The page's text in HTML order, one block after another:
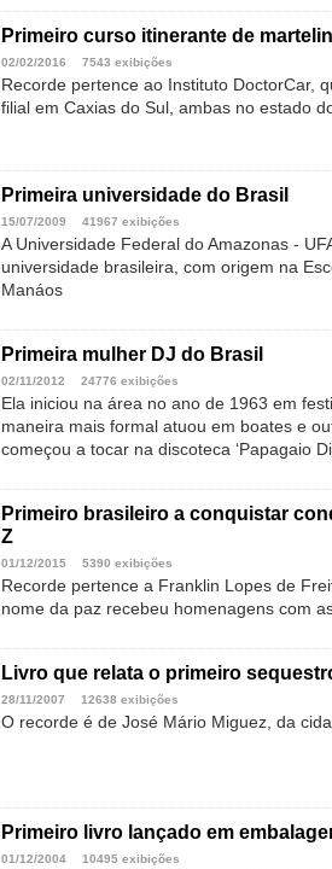
Primeiro curso itinerante de
02/02/2016 7543 exibições
Recorde pertence ao Instituto DoctorCar,
filial em Caxias do Sul, ambas no estado
Primeira universidade do Brasil
15/07/2009 41967 exibições
A Universidade Federal do Amazonas -
universidade brasileira, com origem na
Manáos
Primeira mulher DJ do Brasil
02/11/2012 24776 exibições
Ela iniciou na área no ano de 1963 em
maneira mais formal atuou em boates e
começou a tocar na discoteca ‘Papagaio
Primeiro brasileiro a conquistar
Z
01/12/2015 5390 exibições
Recorde pertence a Franklin Lopes de
nome da paz recebeu homenagens com
Livro que relata o primeiro
28/11/2007 12638 exibições
O recorde é de José Mário Miguez, da
Primeiro livro lançado em
01/12/2004 10495 exibições